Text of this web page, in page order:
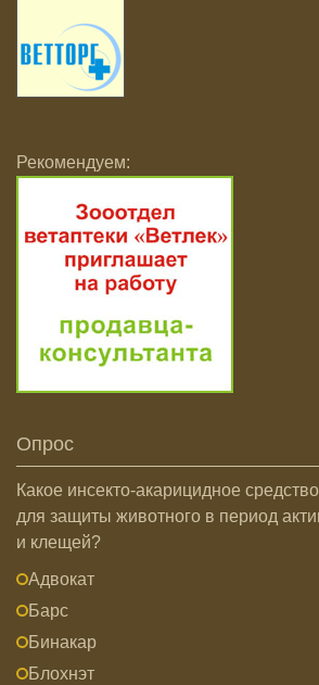
Рекомендуем:
Опрос
Какое инсекто-акарицидное
для защиты животного в период
и клещей?
Адвокат
Барс
Бинакар
Блохнэт